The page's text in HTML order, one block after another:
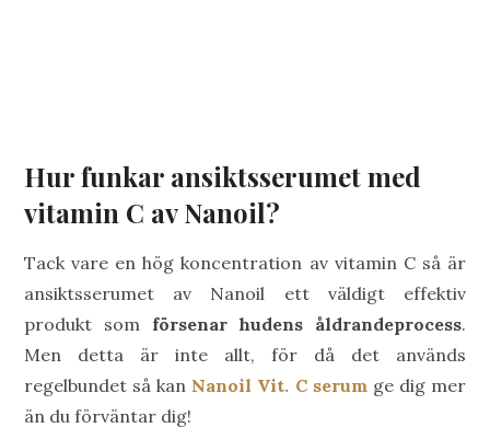
Hur funkar ansiktsserumet med
vitamin C av Nanoil?
Tack vare en hög koncentration av vitamin C så är
ansiktsserumet av Nanoil ett väldigt effektiv
produkt som försenar hudens åldrandeprocess.
Men detta är inte allt, för då det används
regelbundet så kan Nanoil Vit. C serum ge dig mer
än du förväntar dig!